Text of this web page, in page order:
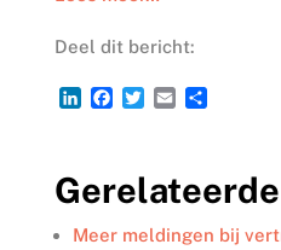
Deel dit bericht:
L
e
d
I
F
b
o
o
T
t
e
r
E
l
D
n
Meer meldingen bij